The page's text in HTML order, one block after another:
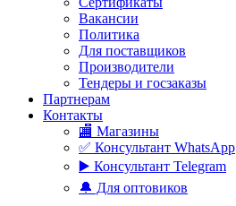
Вакансии
Политика
Для поставщиков
Производители
Тендеры и госзаказы
Партнерам
Контакты
🏬 Магазины
✅️ Консультант WhatsApp
▶️ Консультант Telegram
🔔 Для оптовиков